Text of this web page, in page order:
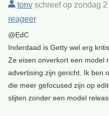
tonvschreef op zondag 2
reageer
@EdC
Inderdaad is Getty wel erg
Ze eisen onverkort een model
advertising zijn gericht. Ik ben
die meer gefocused zijn op
slijten zonder een model